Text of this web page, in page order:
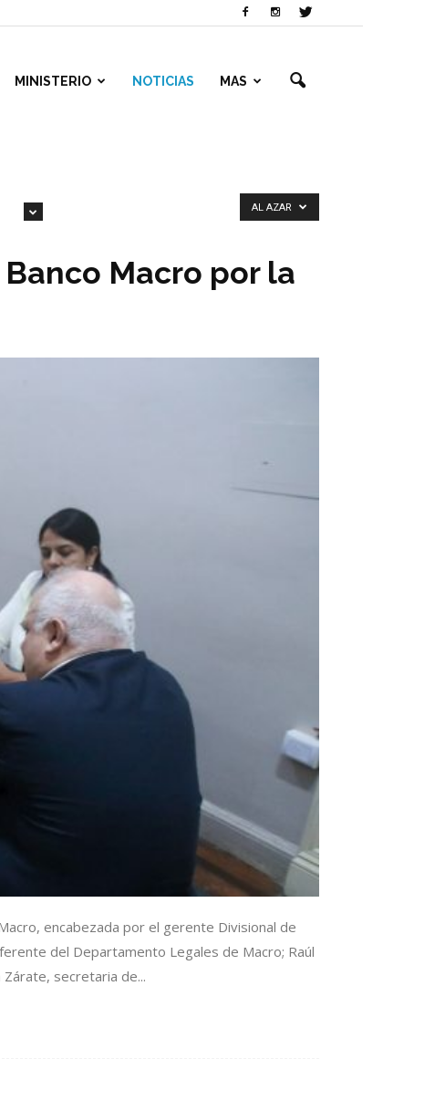
MINISTERIO NOTICIAS MAS
AL AZAR
Macro por la
encabezada por el gerente Divisional de
del Departamento Legales de Macro; Raúl
secretaria de...